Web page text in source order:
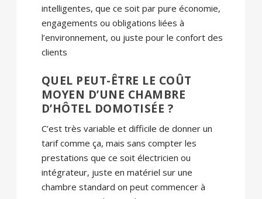
intelligentes, que ce soit par pure économie,
engagements ou obligations liées à
l’environnement, ou juste pour le confort des
clients
QUEL PEUT-ÊTRE LE COÛT
MOYEN D’UNE CHAMBRE
D’HÔTEL DOMOTISÉE ?
C’est très variable et difficile de donner un
tarif comme ça, mais sans compter les
prestations que ce soit électricien ou
intégrateur, juste en matériel sur une
chambre standard on peut commencer à